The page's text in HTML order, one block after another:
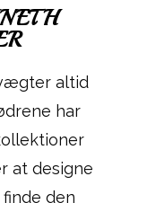
altid
har
at designe
den